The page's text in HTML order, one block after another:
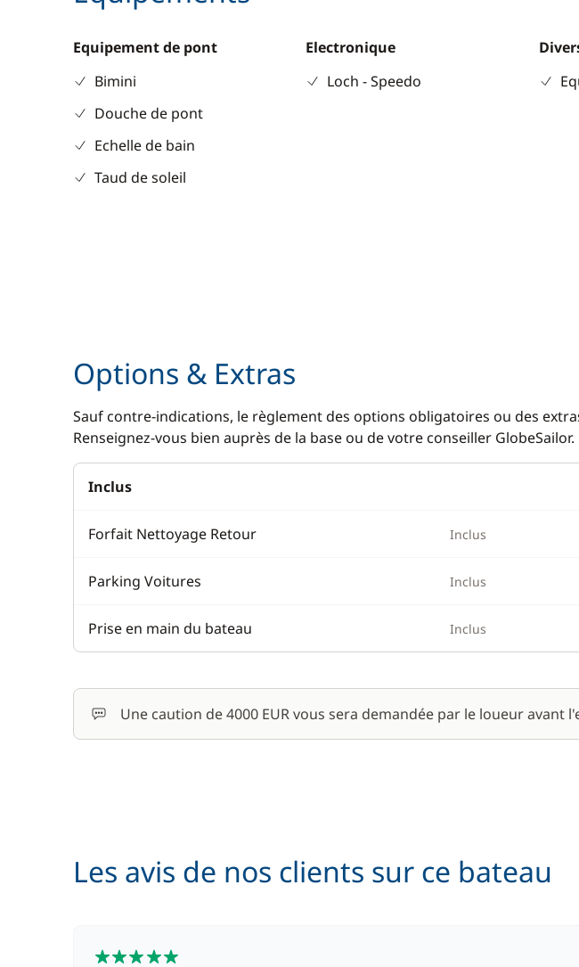
Equipement de pont
Bimini
Douche de pont
Echelle de bain
Taud de soleil
Electronique
Loch - Speedo
Options & Extras
Sauf contre-indications, le règlement des options obligatoires ou des
Renseignez-vous bien auprès de la base ou de votre conseiller GlobeSailor.
Inclus
Forfait Nettoyage Retour Inclus
Parking Voitures Inclus
Prise en main du bateau Inclus
Une caution de 4000 EUR vous sera demandée par le loueur avant
Les avis de nos clients sur ce bateau